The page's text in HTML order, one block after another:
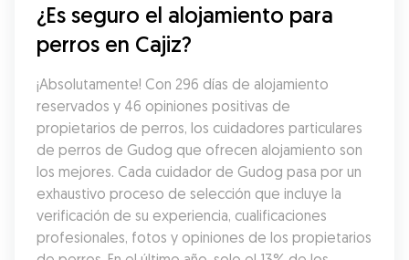
¿Es seguro el alojamiento para
perros en Cajiz?
¡Absolutamente! Con 296 días de alojamiento
reservados y 46 opiniones positivas de
propietarios de perros, los cuidadores particulares
de perros de Gudog que ofrecen alojamiento son
los mejores. Cada cuidador de Gudog pasa por un
exhaustivo proceso de selección que incluye la
verificación de su experiencia, cualificaciones
profesionales, fotos y opiniones de los propietarios